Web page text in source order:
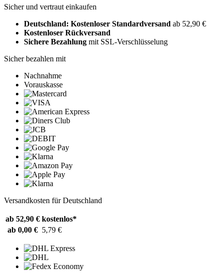
Sicher und vertraut einkaufen
Deutschland: Kostenloser Standardversand ab 52,90 €
Kostenloser Rückversand
Sichere Bezahlung mit SSL-Verschlüsselung
Sicher bezahlen mit
Nachnahme
Vorauskasse
Versandkosten für Deutschland
ab 52,90 € kostenlos*
ab 0,00 € 5,79 €